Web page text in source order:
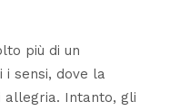
più di un
i sensi, dove la
allegria. Intanto, gli